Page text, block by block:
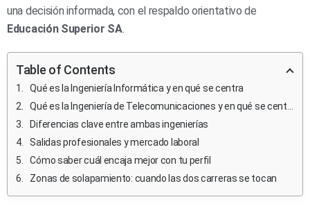
una decisión informada, con el respaldo orientativo de
Educación Superior SA.
Table of Contents
Qué es la Ingeniería Informática y en qué se centra
Qué es la Ingeniería de Telecomunicaciones y en qué se centra
Diferencias clave entre ambas ingenierías
Salidas profesionales y mercado laboral
Cómo saber cuál encaja mejor con tu perfil
Zonas de solapamiento: cuando las dos carreras se tocan